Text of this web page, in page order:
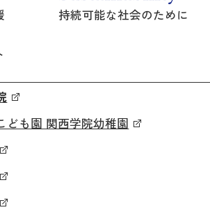
持続可能な社会のために
ども園 関西学院幼稚園